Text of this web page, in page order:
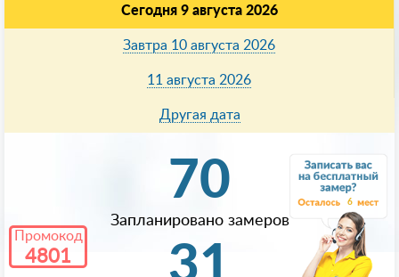
6
Промокод
4801
Сегодня 9 августа 2026
Завтра 10 августа 2026
11 августа 2026
Другая дата
70
Запланировано замеров